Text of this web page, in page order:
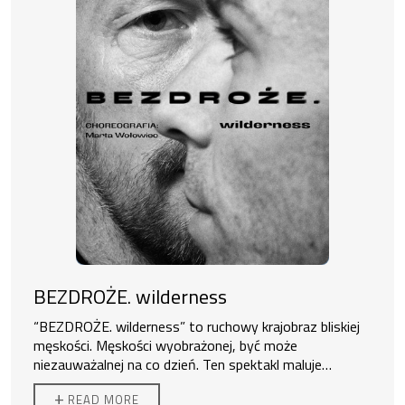
BEZDROŻE. wilderness
“BEZDROŻE. wilderness” to ruchowy krajobraz bliskiej
męskości. Męskości wyobrażonej, być może
niezauważalnej na co dzień. Ten spektakl maluje
kobieta, przedstawiając pięciu mężczyzn na scenie w
Spektakl jest wyrazem miłości i troski o mężczyzn,
+ READ MORE